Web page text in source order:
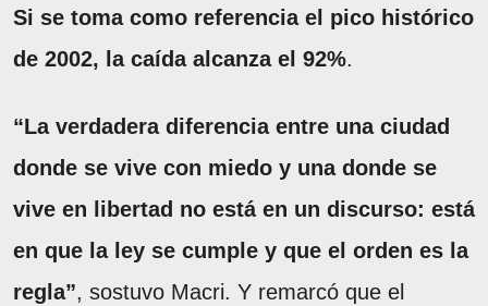
Si se toma como referencia el pico histórico
de 2002, la caída alcanza el 92%.
“La verdadera diferencia entre una ciudad
donde se vive con miedo y una donde se
vive en libertad no está en un discurso: está
en que la ley se cumple y que el orden es la
regla”, sostuvo Macri. Y remarcó que el